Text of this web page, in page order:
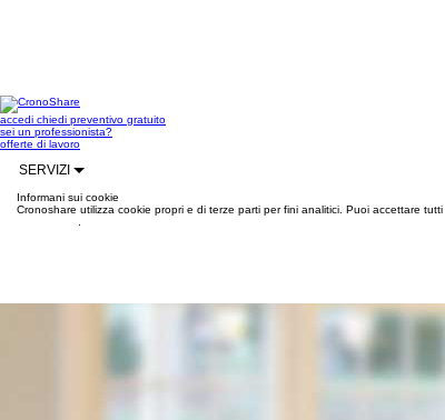
accedi chiedi preventivo gratuito
sei un professionista?
offerte di lavoro
SERVIZI
Informani sui cookie
Cronoshare utilizza cookie propri e di terze parti per fini analitici. Puoi accettare